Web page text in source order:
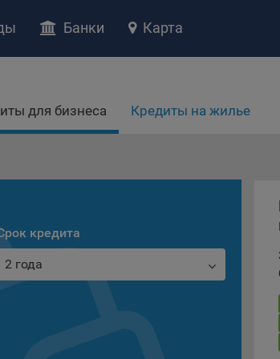
cookie»
субъектов персональных данных.
файлов cookie (далее –
Обществом мер по защите
Банки Карта
для бизнеса Кредиты на жилье
кредита
2 года